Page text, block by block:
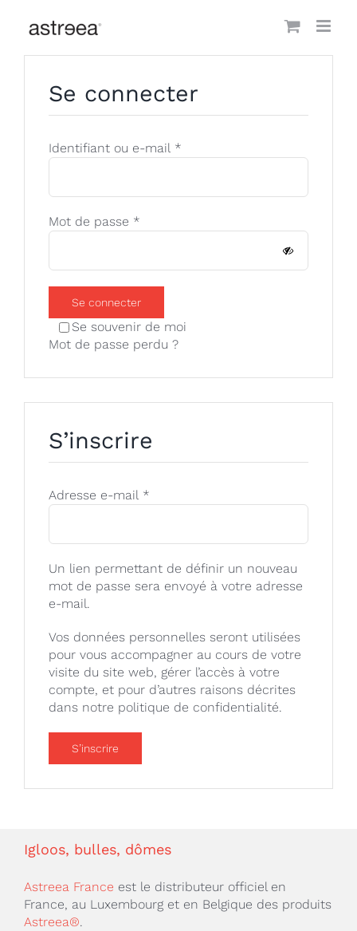
Se connecter
Identifiant ou e-mail *
Mot de passe *
Se souvenir de moi
Se connecter
Mot de passe perdu ?
S’inscrire
Adresse e-mail *
Un lien permettant de définir un nouveau
mot de passe sera envoyé à votre adresse
e-mail.
Vos données personnelles seront utilisées
pour vous accompagner au cours de votre
visite du site web, gérer l’accès à votre
compte, et pour d’autres raisons décrites
dans notre politique de confidentialité.
S’inscrire
Igloos, bulles, dômes
Astreea France est le distributeur officiel en
France, au Luxembourg et en Belgique des produits
Astreea®.